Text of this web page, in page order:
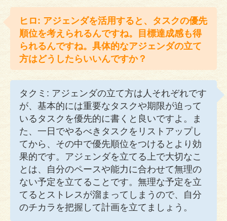
ヒロ: アジェンダを活用すると、タスクの優先
順位を考えられるんですね。目標達成感も得
られるんですね。具体的なアジェンダの立て
方はどうしたらいいんですか？
タクミ: アジェンダの立て方は人それぞれです
が、基本的には重要なタスクや期限が迫って
いるタスクを優先的に書くと良いですよ。ま
た、一日でやるべきタスクをリストアップし
てから、その中で優先順位をつけるとより効
果的です。アジェンダを立てる上で大切なこ
とは、自分のペースや能力に合わせて無理の
ない予定を立てることです。無理な予定を立
てるとストレスが溜まってしまうので、自分
のチカラを把握して計画を立てましょう。